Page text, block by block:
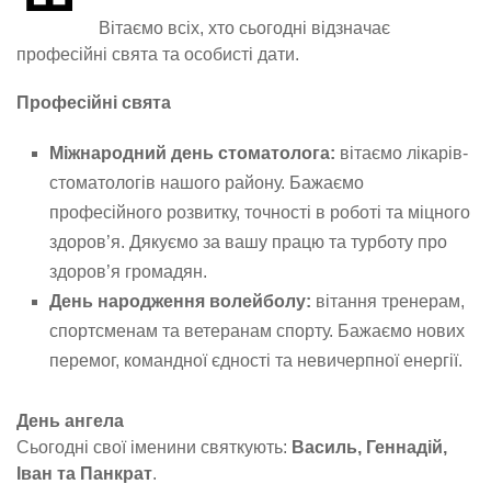
Вітаємо всіх, хто сьогодні відзначає
професійні свята та особисті дати.
Професійні свята
Міжнародний день стоматолога: вітаємо лікарів-
стоматологів нашого району. Бажаємо
професійного розвитку, точності в роботі та міцного
здоров’я. Дякуємо за вашу працю та турботу про
здоров’я громадян.
День народження волейболу: вітання тренерам,
спортсменам та ветеранам спорту. Бажаємо нових
перемог, командної єдності та невичерпної енергії.
День ангела
Сьогодні свої іменини святкують: Василь, Геннадій,
Іван та Панкрат.